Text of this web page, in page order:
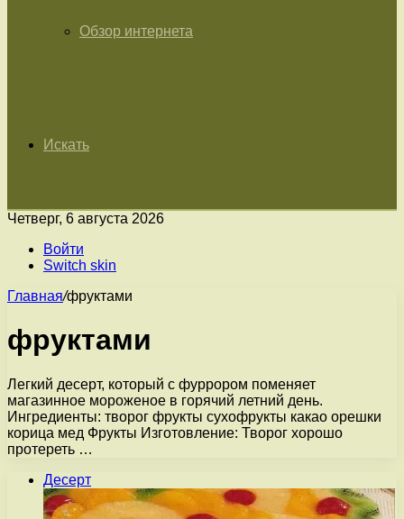
Обзор интернета
Искать
Четверг, 6 августа 2026
Войти
Switch skin
Главная/фруктами
фруктами
Легкий десерт, который с фуррором поменяет
магазинное мороженое в горячий летний день.
Ингредиенты: творог фрукты сухофрукты какао орешки
корица мед Фрукты Изготовление: Творог хорошо
протереть …
Десерт